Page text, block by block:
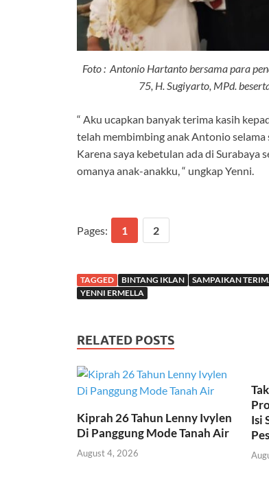
Foto : Antonio Hartanto bersama para
75, H. Sugiyarto, MPd.
“ Aku ucapkan banyak terima kasih
telah membimbing anak Antonio selama
Karena saya kebetulan ada di Surabaya
omanya anak-anakku, “ ungkap Yenni.
Pages: 1 2
TAGGED BINTANG IKLAN SAMPAIKAN
YENNI ERMELLA
RELATED POSTS
Kiprah 26 Tahun Lenny Ivylen
Di Panggung Mode Tanah Air
August 4, 2026
Isi